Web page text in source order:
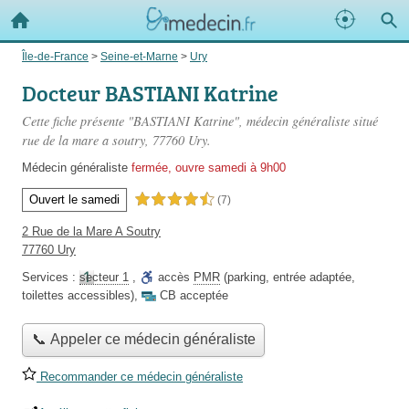
Île-de-France > Seine-et-Marne > Ury
Docteur BASTIANI Katrine
Cette fiche présente "BASTIANI Katrine", médecin généraliste situé
rue de la mare a soutry, 77760 Ury.
Médecin généraliste fermée, ouvre samedi à 9h00
Ouvert le samedi 4,5 étoiles sur 5 (7)
2 Rue de la Mare A Soutry
77760 Ury
Services : secteur 1 , accès PMR (parking, entrée adaptée,
toilettes accessibles), CB acceptée
📞 Appeler ce médecin généraliste
Recommander ce médecin généraliste